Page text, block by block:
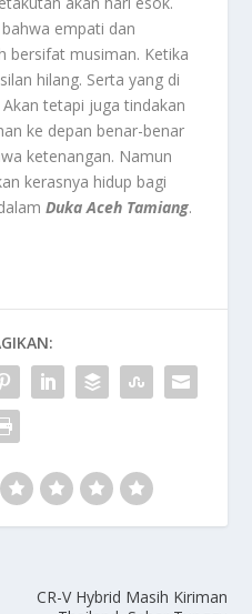
empati dan
bersifat musiman. Ketika
hilang. Serta yang di
tetapi juga tindakan
ke depan benar-benar
ketenangan. Namun
kerasnya hidup bagi
Duka Aceh Tamiang.
CR-V Hybrid Masih Kiriman